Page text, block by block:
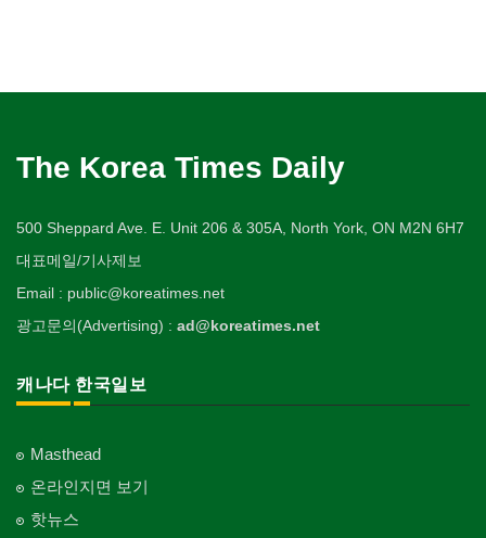
The Korea Times Daily
500 Sheppard Ave. E. Unit 206 & 305A, North York, ON M2N 6H7
대표메일/기사제보
Email : public@koreatimes.net
광고문의(Advertising) : ad@koreatimes.net
캐나다 한국일보
Masthead
온라인지면 보기
핫뉴스